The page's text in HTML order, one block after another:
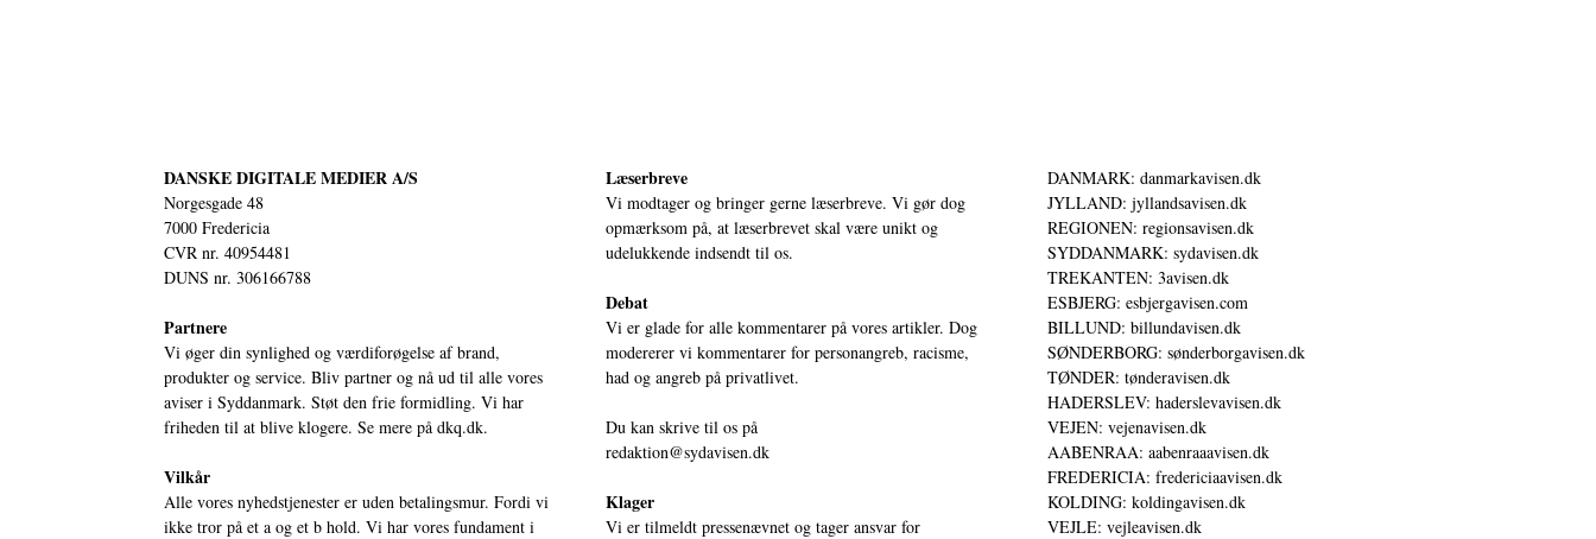
DANSKE DIGITALE MEDIER A/S
Norgesgade 48
7000 Fredericia
CVR nr. 40954481
DUNS nr. 306166788
Partnere
Vi øger din synlighed og værdiforøgelse af brand,
produkter og service. Bliv partner og nå ud til alle vores
aviser i Syddanmark. Støt den frie formidling. Vi har
friheden til at blive klogere. Se mere på dkq.dk.
Vilkår
Alle vores nyhedstjenester er uden betalingsmur. Fordi vi
ikke tror på et a og et b hold. Vi har vores fundament i
Læserbreve
Vi modtager og bringer gerne læserbreve. Vi gør dog
opmærksom på, at læserbrevet skal være unikt og
udelukkende indsendt til os.
Debat
Vi er glade for alle kommentarer på vores artikler. Dog
modererer vi kommentarer for personangreb, racisme,
had og angreb på privatlivet.
Du kan skrive til os på
redaktion@sydavisen.dk
Klager
Vi er tilmeldt pressenævnet og tager ansvar for
DANMARK: danmarkavisen.dk
JYLLAND: jyllandsavisen.dk
REGIONEN: regionsavisen.dk
SYDDANMARK: sydavisen.dk
TREKANTEN: 3avisen.dk
ESBJERG: esbjergavisen.com
BILLUND: billundavisen.dk
SØNDERBORG: sønderborgavisen.dk
TØNDER: tønderavisen.dk
HADERSLEV: haderslevavisen.dk
VEJEN: vejenavisen.dk
AABENRAA: aabenraaavisen.dk
FREDERICIA: fredericiaavisen.dk
KOLDING: koldingavisen.dk
VEJLE: vejleavisen.dk